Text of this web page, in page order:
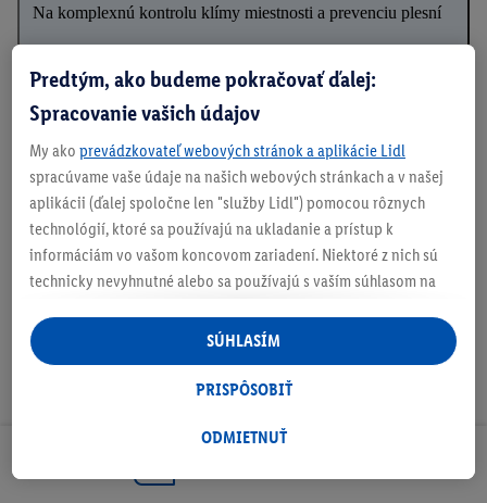
Na komplexnú kontrolu klímy miestnosti a prevenciu plesní
Informácie o batériách podľa nariadenia EÚ o
batériách
Na stiahnutie
Predtým, ako budeme pokračovať ďalej:
Spracovanie vašich údajov
My ako prevádzkovateľ webových stránok a aplikácie Lidl
spracúvame vaše údaje na našich webových stránkach a v našej
aplikácii (ďalej spoločne len "služby Lidl") pomocou rôznych
technológií, ktoré sa používajú na ukladanie a prístup k
informáciám vo vašom koncovom zariadení. Niektoré z nich sú
technicky nevyhnutné alebo sa používajú s vaším súhlasom na
personalizovanú reklamu v rámci služieb Lidl aj mimo nich. Ak
ste účastníkom programu Lidl Plus, na tieto účely sa spracúvajú
aj údaje z vášho nákupného správania v obchode.
následne si vytvoríte účet Lidl Plus alebo sa prihlásite do svojho
tiež vytvoriť špeciálny online identifikátor z e-mailovej adresy,
ODMIETNUŤ
PRISPÔSOBIŤ
SÚHLASÍM